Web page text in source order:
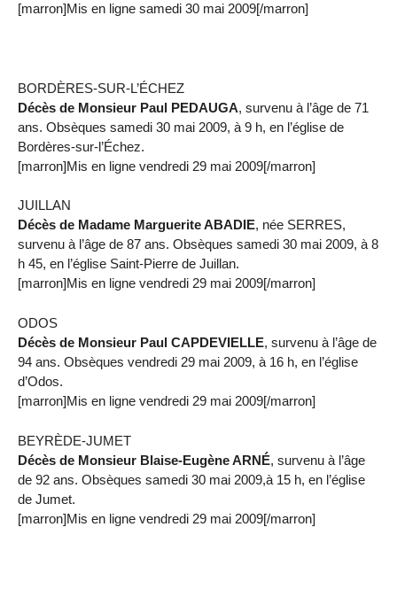
[marron]Mis en ligne samedi 30 mai 2009[/marron]
BORDÈRES-SUR-L’ÉCHEZ
Décès de Monsieur Paul PEDAUGA, survenu à l’âge de 71
ans. Obsèques samedi 30 mai 2009, à 9 h, en l’église de
Bordères-sur-l’Échez.
[marron]Mis en ligne vendredi 29 mai 2009[/marron]
JUILLAN
Décès de Madame Marguerite ABADIE, née SERRES,
survenu à l’âge de 87 ans. Obsèques samedi 30 mai 2009, à 8
h 45, en l’église Saint-Pierre de Juillan.
[marron]Mis en ligne vendredi 29 mai 2009[/marron]
ODOS
Décès de Monsieur Paul CAPDEVIELLE, survenu à l’âge de
94 ans. Obsèques vendredi 29 mai 2009, à 16 h, en l’église
d’Odos.
[marron]Mis en ligne vendredi 29 mai 2009[/marron]
BEYRÈDE-JUMET
Décès de Monsieur Blaise-Eugène ARNÉ, survenu à l’âge
de 92 ans. Obsèques samedi 30 mai 2009,à 15 h, en l’église
de Jumet.
[marron]Mis en ligne vendredi 29 mai 2009[/marron]